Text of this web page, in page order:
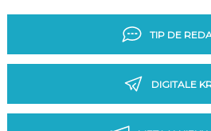
TIP DE
DIGITALE